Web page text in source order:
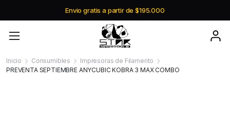
Envio gratis a partir de $195.000
Inicio Consumibles
Impresoras de Filamento
PREVENTA SEPTIEMBRE ANYCUBIC KOBRA 3 MAX COMBO